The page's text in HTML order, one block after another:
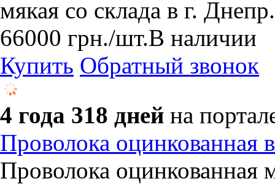
мякая со склада в г. Днепр.
66000 грн./шт.В наличии
Купить Обратный звонок
4 года 318 дней на
Проволока оцинкованная
Проволока оцинкованная